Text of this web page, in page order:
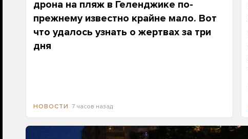
дрона на пляж в Геленджике по-
прежнему известно крайне мало. Вот
что удалось узнать о жертвах за три
дня
НОВОСТИ 7 часов назад